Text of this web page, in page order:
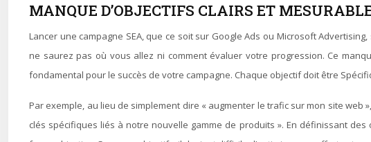
MANQUE D’OBJECTIFS CLAIRS ET
Lancer une campagne SEA, que ce soit sur Google Ads ou Microsoft
ne saurez pas où vous allez ni comment évaluer votre progression. Ce
fondamental pour le succès de votre campagne. Chaque objectif doit être
Par exemple, au lieu de simplement dire « augmenter le trafic sur mon site web
clés spécifiques liés à notre nouvelle gamme de produits ». En définissant